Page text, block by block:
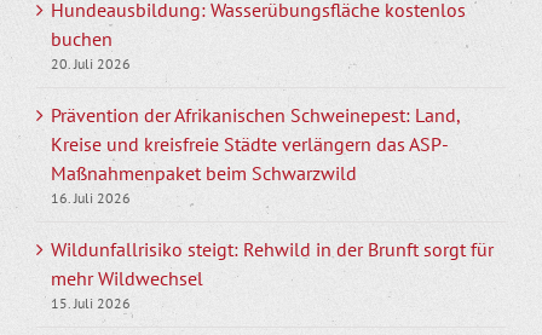
Hundeausbildung: Wasserübungsfläche kostenlos
buchen
20. Juli 2026
Prävention der Afrikanischen Schweinepest: Land,
Kreise und kreisfreie Städte verlängern das ASP-
Maßnahmenpaket beim Schwarzwild
16. Juli 2026
Wildunfallrisiko steigt: Rehwild in der Brunft sorgt für
mehr Wildwechsel
15. Juli 2026